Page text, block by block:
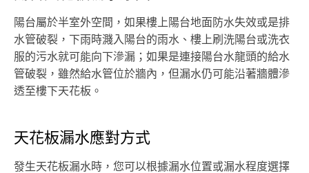
陽台屬於半室外空間，如果樓上陽台地面防水失效或是排
水管破裂，下雨時濺入陽台的雨水、樓上刷洗陽台或洗衣
服的污水就可能向下滲漏；如果是連接陽台水龍頭的給水
管破裂，雖然給水管位於牆內，但漏水仍可能沿著牆體滲
透至樓下天花板。
天花板漏水應對方式
發生天花板漏水時，您可以根據漏水位置或漏水程度選擇